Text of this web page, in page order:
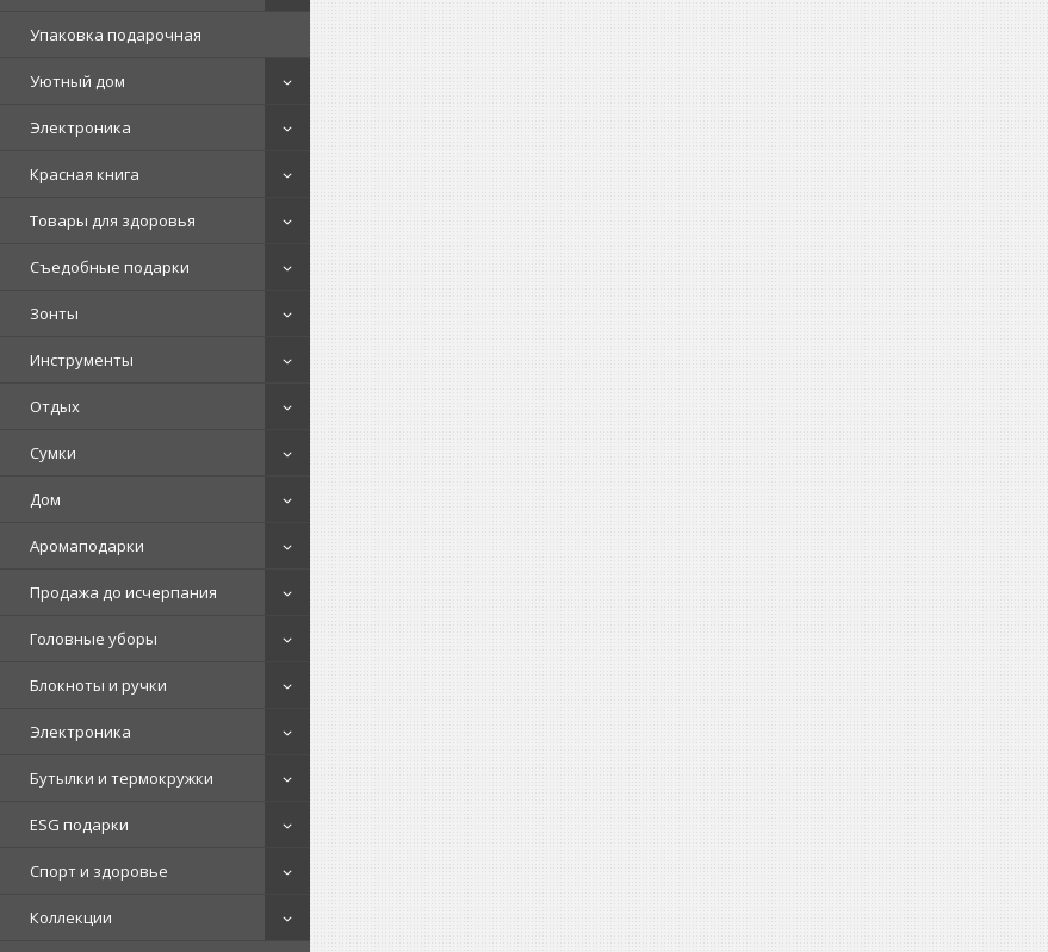
Упаковка подарочная
Уютный дом
Электроника
Красная книга
Товары для здоровья
Съедобные подарки
Зонты
Инструменты
Отдых
Сумки
Дом
Аромаподарки
Продажа до исчерпания
Головные уборы
Блокноты и ручки
Электроника
Бутылки и термокружки
ESG подарки
Спорт и здоровье
Коллекции